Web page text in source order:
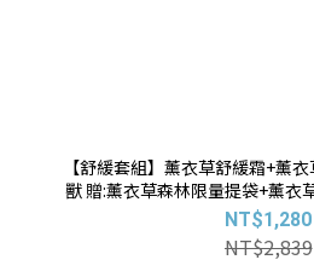
【舒緩套組】薰衣草舒緩霜+薰
獸 贈:薰衣草森林限量提袋+薰衣
x2(限單次入園)
NT$1,280
NT$2,839